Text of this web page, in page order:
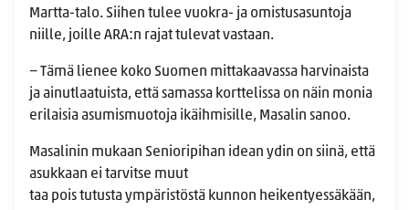
Martta-talo. Siihen tulee vuokra- ja omistusasuntoja
niille, joille ARA:n rajat tulevat vastaan.
− Tämä lienee koko Suomen mittakaavassa harvinaista
ja ainutlaatuista, että samassa korttelissa on näin monia
erilaisia asumismuotoja ikäihmisille, Masalin sanoo.
Masalinin mukaan Senioripihan idean ydin on siinä, että
asukkaan ei tarvitse muut
taa pois tutusta ympäristöstä kunnon heikentyessäkään,